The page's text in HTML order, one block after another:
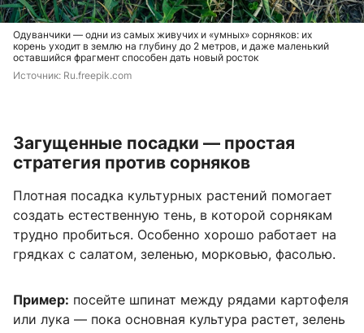
Одуванчики — одни из самых живучих и «умных» сорняков: их
корень уходит в землю на глубину до 2 метров, и даже маленький
оставшийся фрагмент способен дать новый росток
Источник: Ru.freepik.com
Загущенные посадки — простая
стратегия против сорняков
Плотная посадка культурных растений помогает
создать естественную тень, в которой сорнякам
трудно пробиться. Особенно хорошо работает на
грядках с салатом, зеленью, морковью, фасолью.
Пример: посейте шпинат между рядами картофеля
или лука — пока основная культура растет, зелень